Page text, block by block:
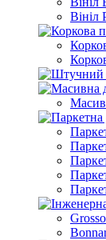
Вініл